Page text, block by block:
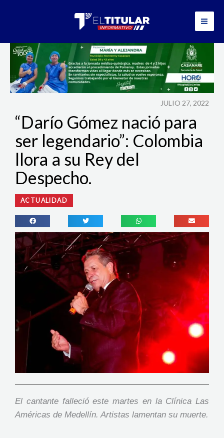
JULIO 27, 2022
“Darío Gómez nació para
ser legendario”: Colombia
llora a su Rey del
Despecho.
ACTUALIDAD
El cantante falleció este martes en la Clínica Las
Américas de Medellín. Artistas lamentan su muerte.